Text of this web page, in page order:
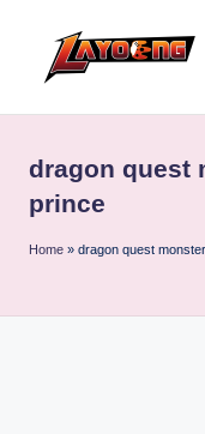
dragon quest
prince
Home » dragon quest